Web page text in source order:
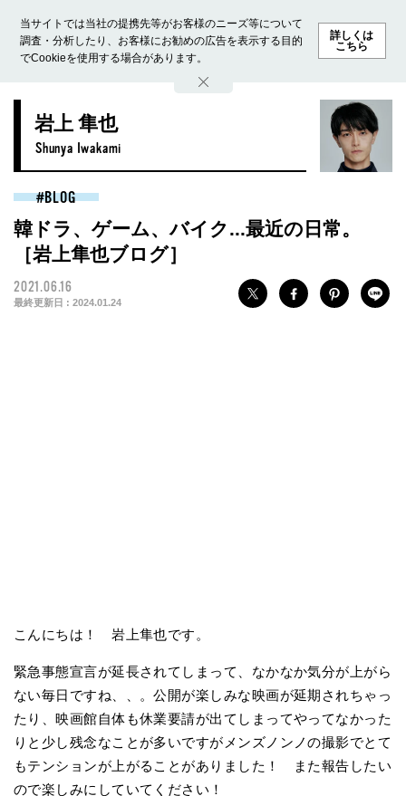
当サイトでは当社の提携先等がお客様のニーズ等について
調査・分析したり、お客様にお勧めの広告を表示する目的
でCookieを使用する場合があります。
詳しくは
こちら
ホーム モデル募集 ランキング ファッション ビューテ
岩上 隼也
Shunya Iwakami
BLOG
韓ドラ、ゲーム、バイク...最近の日常。
［岩上隼也ブログ］
2021.06.16
最終更新日 : 2024.01.24
こんにちは！ 岩上隼也です。
緊急事態宣言が延長されてしまって、なかなか気分が上がら
ない毎日ですね、、。公開が楽しみな映画が延期されちゃっ
たり、映画館自体も休業要請が出てしまってやってなかった
りと少し残念なことが多いですがメンズノンノの撮影でとて
もテンションが上がることがありました！ また報告したい
ので楽しみにしていてください！